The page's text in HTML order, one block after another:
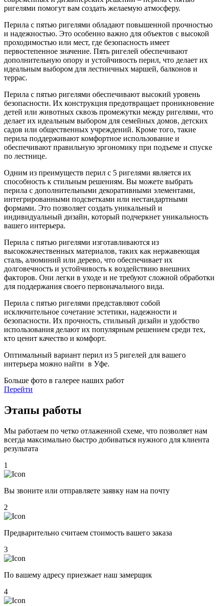
ригелями помогут вам создать желаемую атмосферу.
Перила с пятью ригелями обладают повышенной прочностью
и надежностью. Это особенно важно для объектов с высокой
проходимостью или мест, где безопасность имеет
первостепенное значение. Пять ригелей обеспечивают
дополнительную опору и устойчивость перил, что делает их
идеальным выбором для лестничных маршей, балконов и
террас.
Перила с пятью ригелями обеспечивают высокий уровень
безопасности. Их конструкция предотвращает проникновение
детей или животных сквозь промежутки между ригелями, что
делает их идеальным выбором для семейных домов, детских
садов или общественных учреждений. Кроме того, такие
перила поддерживают комфортное использование и
обеспечивают правильную эргономику при подъеме и спуске
по лестнице.
Одним из преимуществ перил с 5 ригелями является их
способность к стильным решениям. Вы можете выбрать
перила с дополнительными декоративными элементами,
интегрированными подсветками или нестандартными
формами. Это позволяет создать уникальный и
индивидуальный дизайн, который подчеркнет уникальность
вашего интерьера.
Перила с пятью ригелями изготавливаются из
высококачественных материалов, таких как нержавеющая
сталь, алюминий или дерево, что обеспечивает их
долговечность и устойчивость к воздействию внешних
факторов. Они легки в уходе и не требуют сложной обработки
для поддержания своего первоначального вида.
Перила с пятью ригелями представляют собой
исключительное сочетание эстетики, надежности и
безопасности. Их прочность, стильный дизайн и удобство
использования делают их популярным решением среди тех,
кто ценит качество и комфорт.
Оптимальный вариант перил из 5 ригелей для вашего
интерьера можно найти в Уфе.
Больше фото в галерее наших работ
Перейти
Этапы работы
Мы работаем по четко отлаженной схеме, что позволяет нам
всегда максимально быстро добиваться нужного для клиента
результата
1
Вы звоните или отправляете заявку нам на почту
2
Предварительно считаем стоимость вашего заказа
3
По вашему адресу приезжает наш замерщик
4